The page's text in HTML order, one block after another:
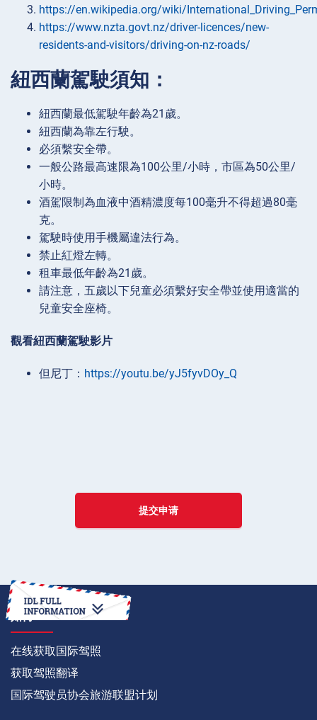
https://en.wikipedia.org/wiki/
https://www.nzta.govt.nz/driver-licences/new-
residents-and-visitors/driving-on-nz-roads/
紐西蘭駕駛須知：
紐西蘭最低駕駛年齡為21歲。
紐西蘭為靠左行駛。
必須繫安全帶。
一般公路最高速限為100公里/小時，市區為50公里/
小時。
酒駕限制為血液中酒精濃度每100毫升不得超過80毫
克。
駕駛時使用手機屬違法行為。
禁止紅燈左轉。
租車最低年齡為21歲。
請注意，五歲以下兒童必須繫好安全帶並使用適當的
兒童安全座椅。
觀看紐西蘭駕駛影片
但尼丁： https://youtu.be/yJ5fyvDOy_Q
提交申请
如何
在线获取国际驾照
获取驾照翻译
国际驾驶员协会旅游联盟计划